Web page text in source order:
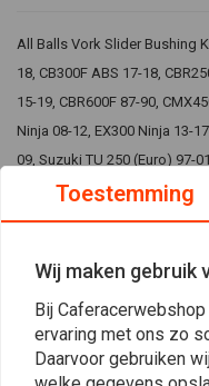
All Balls Vork Slider Bushing
18, CB300F ABS 17-18,
15-19, CBR600F 87-90,
Ninja 08-12, EX300 Ninja 13-
09, Suzuki TU 250 (Euro) 97-
ter indicatie . Om de kit
balls bezoeken. De gekochte
Reviews
Toestemming
Wij maken gebruik
Bij
ervaring met ons zo
Daarvoor gebruiken